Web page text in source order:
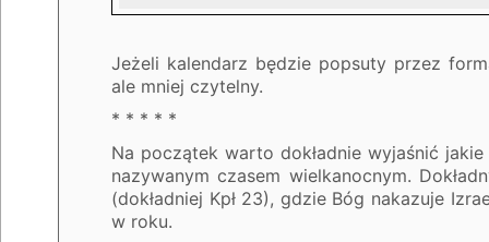
Jeżeli kalendarz będzie popsuty przez
ale mniej czytelny.
* * * * *
Na początek warto dokładnie wyjaśnić
nazywanym czasem wielkanocnym.
(dokładniej Kpł 23), gdzie Bóg nakazuje
w roku.